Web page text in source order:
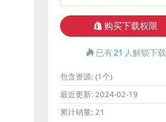
购买下载权限
已有21 人解锁下载
包含资源: (1个)
最近更新: 2024-02-19
累计销量: 21